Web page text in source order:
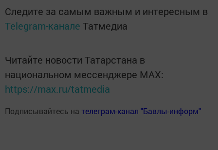
Следите за самым важным и интересным в
Telegram-канале Татмедиа
Читайте новости Татарстана в
национальном мессенджере MАХ:
https://max.ru/tatmedia
Подписывайтесь на телеграм-канал "Бавлы-информ"